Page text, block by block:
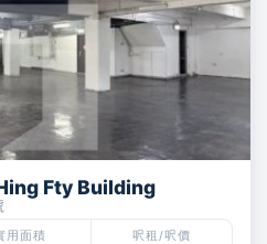
Fty Building
用面積 呎租/呎價